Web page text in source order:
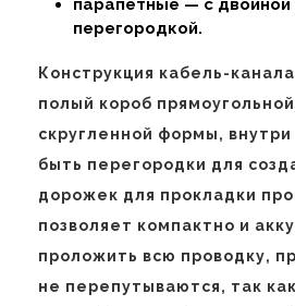
перегородкой.
Конструкция кабель-
полый короб
скругленной формы, внутри
быть перегородки для
дорожек для прокладки
позволяет компактно и
проложить всю проводку,
не перепутываются, так